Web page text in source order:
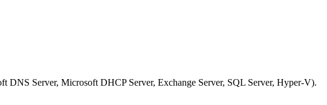
Server, Microsoft DHCP Server, Exchange Server, SQL Server, Hyper-V).